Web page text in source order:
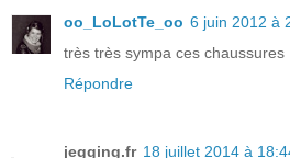
oo_LoLotTe_oo 6 juin 2012 à
très très sympa ces
Répondre
jegging.fr 18 juillet 2014 à